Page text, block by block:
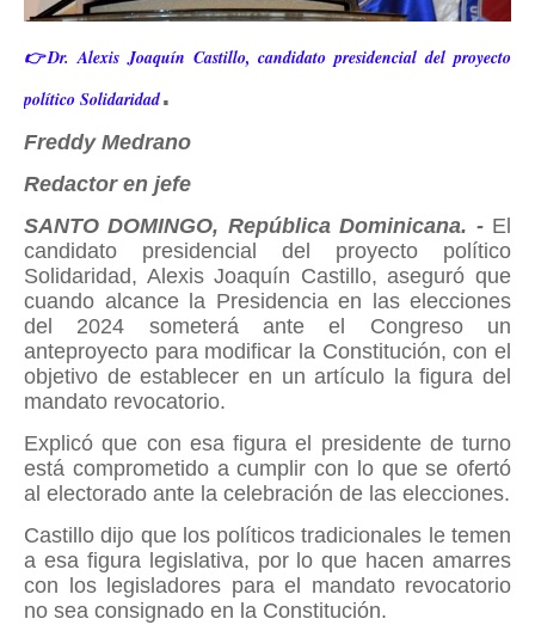
👉Dr. Alexis Joaquín Castillo, candidato presidencial del proyecto
político Solidaridad.
Freddy Medrano
Redactor en jefe
SANTO DOMINGO, República Dominicana. -El
candidato presidencial del proyecto político
Solidaridad, Alexis Joaquín Castillo, aseguró que
cuando alcance la Presidencia en las elecciones
del 2024 someterá ante el Congreso un
anteproyecto para modificar la Constitución, con el
objetivo de establecer en un artículo la figura del
mandato revocatorio.
Explicó que con esa figura el presidente de turno
está comprometido a cumplir con lo que se ofertó
al electorado ante la celebración de las elecciones.
Castillo dijo que los políticos tradicionales le temen
a esa figura legislativa, por lo que hacen amarres
con los legisladores para el mandato revocatorio
no sea consignado en la Constitución.